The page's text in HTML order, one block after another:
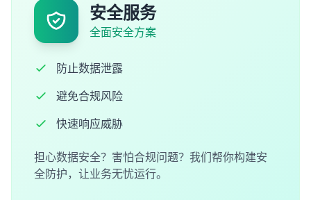
安全服务
全面安全方案
防止数据泄露
避免合规风险
快速响应威胁
担心数据安全？害怕合规问题？我们帮你构建安
全防护，让业务无忧运行。